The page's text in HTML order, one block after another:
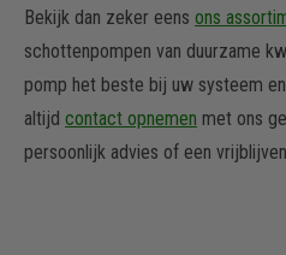
Bekijk dan zeker eens ons
schottenpompen van duurzame
pomp het beste bij uw systeem
altijd contact opnemen met ons
persoonlijk advies of een